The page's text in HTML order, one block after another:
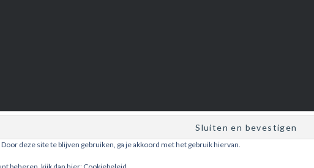
Ondersteund door WordPress
deze site te blijven gebruiken, ga je akkoord met het gebruik hiervan.